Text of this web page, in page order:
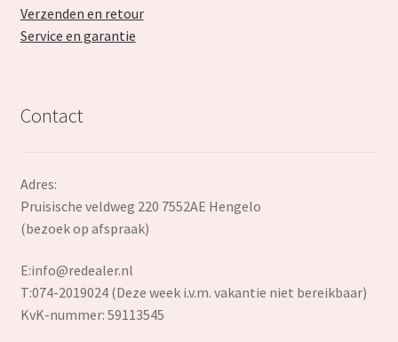
Verzenden en retour
Service en garantie
Contact
Adres:
Pruisische veldweg 220 7552AE Hengelo
(bezoek op afspraak)
E:info@redealer.nl
T:074-2019024 (Deze week i.v.m. vakantie niet bereikbaar)
KvK-nummer: 59113545